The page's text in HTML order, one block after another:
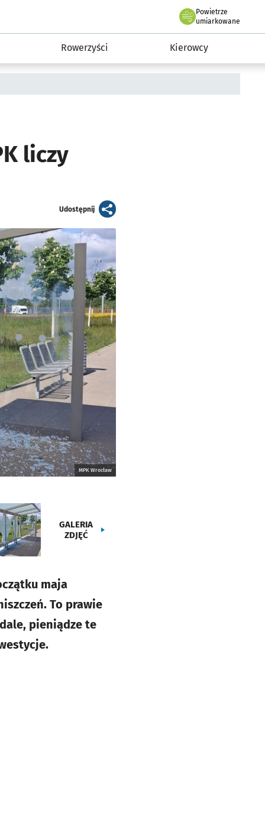
Powietrze
we Wrocławiu
umiarkowane
Rowerzyści Kierowcy
liczy
Udostępnijartykuł
MPK Wrocław
GALERIA
ZDJĘĆ
maja
To prawie
pieniądze te